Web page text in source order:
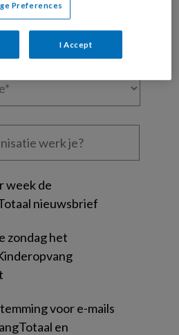
week de
nieuwsbrief
zondag het
voor e-mails
en
Preferences
I Accept